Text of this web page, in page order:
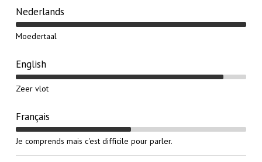
Nederlands
Moedertaal
English
Zeer vlot
Français
Je comprends mais c'est difficile pour parler.